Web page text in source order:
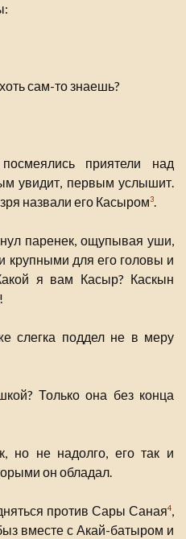
сам-то знаешь?
приятели над
увидит, первым услышит.
назвали его Касыром3.
паренек, ощупывая уши,
крупными для его головы и
я вам Касыр? Каскын
слегка поддел не в меру
Только она без конца
но не надолго, его так и
он обладал.
против Сары Саная4,
вместе с Акай-батыром и